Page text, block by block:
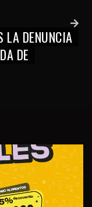
LA DENUNCIA
DE